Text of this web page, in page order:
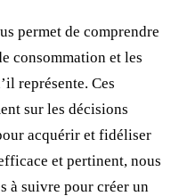
permet de comprendre
consommation et les
représente. Ces
sur les décisions
acquérir et fidéliser
et pertinent, nous
à suivre pour créer un